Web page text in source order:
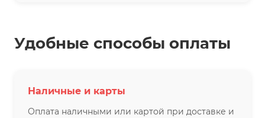
Удобные способы оплаты
Наличные и карты
Оплата наличными или картой при доставке и